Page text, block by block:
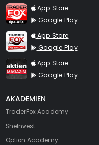
TraderFox dpa-AFX ProFeed
App Store
Google Play
TraderFox Live Trading
App Store
Google Play
TraderFox aktien Magazin
App Store
Google Play
AKADEMIEN
TraderFox Academy
SheInvest
Option Academy